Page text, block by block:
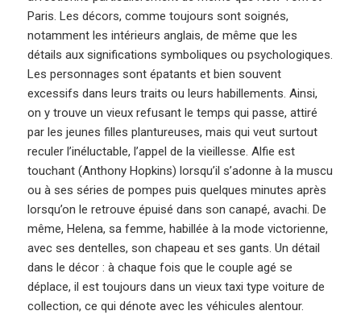
Paris. Les décors, comme toujours sont soignés,
notamment les intérieurs anglais, de même que les
détails aux significations symboliques ou psychologiques.
Les personnages sont épatants et bien souvent
excessifs dans leurs traits ou leurs habillements. Ainsi,
on y trouve un vieux refusant le temps qui passe, attiré
par les jeunes filles plantureuses, mais qui veut surtout
reculer l’inéluctable, l’appel de la vieillesse. Alfie est
touchant (Anthony Hopkins) lorsqu’il s’adonne à la muscu
ou à ses séries de pompes puis quelques minutes après
lorsqu’on le retrouve épuisé dans son canapé, avachi. De
même, Helena, sa femme, habillée à la mode victorienne,
avec ses dentelles, son chapeau et ses gants. Un détail
dans le décor : à chaque fois que le couple agé se
déplace, il est toujours dans un vieux taxi type voiture de
collection, ce qui dénote avec les véhicules alentour.